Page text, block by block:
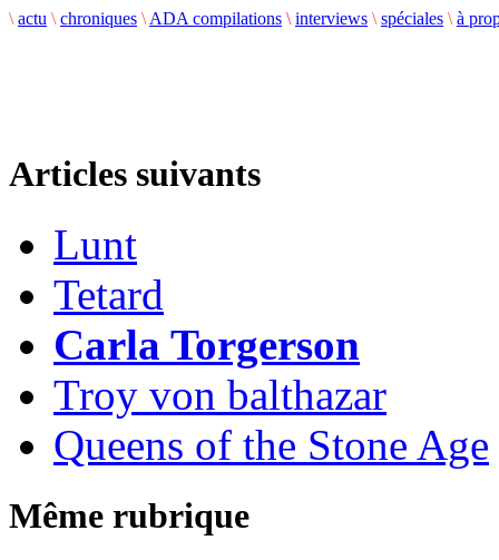
\ actu \ chroniques \ ADA compilations \ interviews \ spéciales \ à
Articles suivants
Lunt
Tetard
Carla Torgerson
Troy von balthazar
Queens of the Stone Age
Même rubrique